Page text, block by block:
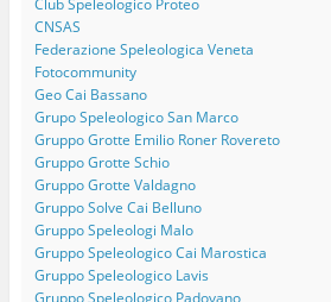
CNSAS
Federazione Speleologica Veneta
Fotocommunity
Geo Cai Bassano
Grupo Speleologico San Marco
Gruppo Grotte Emilio Roner Rovereto
Gruppo Grotte Schio
Gruppo Grotte Valdagno
Gruppo Solve Cai Belluno
Gruppo Speleologi Malo
Gruppo Speleologico Cai Marostica
Gruppo Speleologico Lavis
Gruppo Speleologico Padovano